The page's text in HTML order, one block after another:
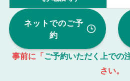
ネットでのご予
約
事前に「ご予約いただく上での
さい。